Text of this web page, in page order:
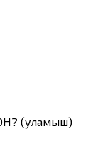
(уламыш)